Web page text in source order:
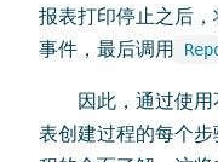
报表打印停止之后
事件，最后调用
因此，通过使用
表创建过程的每个